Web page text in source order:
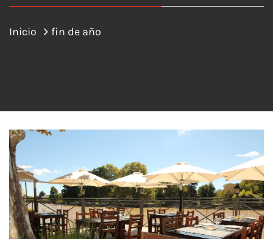
Inicio fin de año